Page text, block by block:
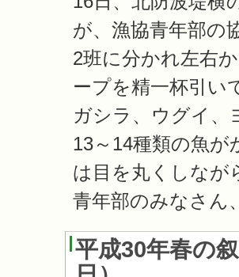
が、漁協青年部の
2班に分かれ左右
ープを精一杯引い
ガシラ、ウグイ
13～14種類の魚
は目を丸くしなが
青年部のみなさん
平成30年春の